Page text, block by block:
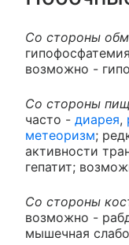
Со стороны
возможно -
Со стороны
часто - диарея,
метеоризм;
активности
гепатит;
Со стороны
возможно -
мышечная